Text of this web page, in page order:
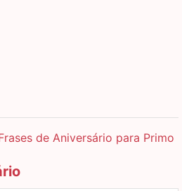
de Aniversário para Primo